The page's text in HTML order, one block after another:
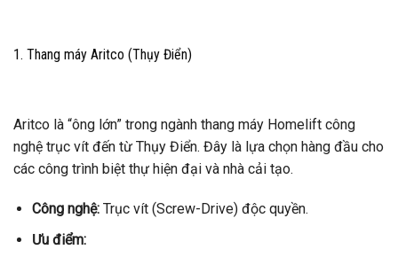
1. Thang máy Aritco (Thụy Điển)
Aritco là “ông lớn” trong ngành thang máy Homelift công
nghệ trục vít đến từ Thụy Điển. Đây là lựa chọn hàng đầu cho
các công trình biệt thự hiện đại và nhà cải tạo.
Công nghệ:Trục vít (Screw-Drive) độc quyền.
Ưu điểm: